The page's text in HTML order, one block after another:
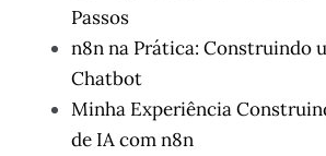
Passos
n8n na Prática: Construindo
Chatbot
Minha Experiência
de IA com n8n